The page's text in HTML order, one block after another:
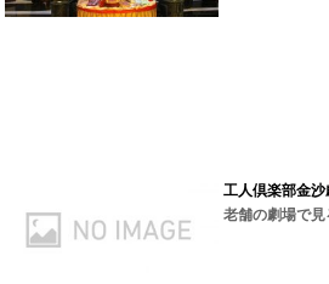
工人倶楽部金沙
老舗の劇場で